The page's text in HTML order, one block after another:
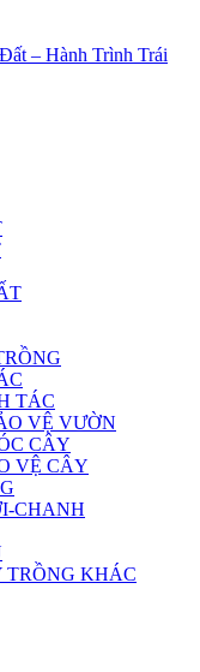
– Hành Trình Trái
TÁC
VỆ VƯỜN
CÂY
VỆ CÂY
CHANH
KHÁC